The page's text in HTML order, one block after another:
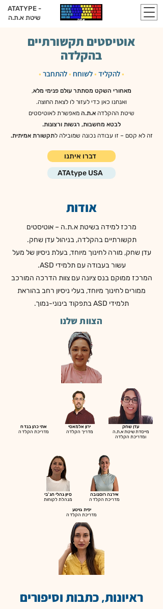
ATATYPE -
שיטת א.ת.ה
אוטיסטים תקשורתיים
בהקלדה
•להקליד •לשוחח •להתחבר •
מאחורי השקט מסתתר עולם פנימי מלא,
ואנחנו כאן כדי לעזור לו לצאת החוצה.
שיטת ההקלדה א.ת.ה מאפשרת לאוטיסטים
לבטא מחשבות, רגשות ורצונות.
זה לא קסם – זו עבודה נכונה שמובילה לתקשורת אמיתית.
דברו איתנו
ATAtype USA
אודות
מרכז למידה בשיטת א.ת.ה – אוטיסטים
תקשורתיים בהקלדה, בניהול עדן שחק.
עדן שחק, מורה לחינוך מיוחד, בעלת ניסיון של מעל
עשור בעבודה עם תלמידי ASD.
המרכז ממוקם בנס ציונה עם צוות הדרכה המורכב
ממורים לחינוך מיוחד, בעלי ניסיון רחב בהוראת
תלמידי ASD בתפקוד בינוני-נמוך.
הצוות שלנו
אתי כהן בנדח
מדריכת הקלדה
ירון אלמאסי
מדריך הקלדה
עדן שחק
מייסדת שיטת א.ת.ה
ומדריכת הקלדה
סיון גהלי חג'בי
מנהלת לקוחות
אירנה רוסנובה
מדריכת הקלדה
יפית גויטע
מדריכת הקלדה
ראיונות, כתבות וסיפורים